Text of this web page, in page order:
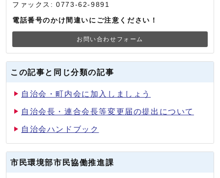
ファックス: 0773-62-9891
電話番号のかけ間違いにご注意ください！
お問い合わせフォーム
この記事と同じ分類の記事
自治会・町内会に加入しましょう
自治会長・連合会長等変更届の提出について
自治会ハンドブック
市民環境部市民協働推進課